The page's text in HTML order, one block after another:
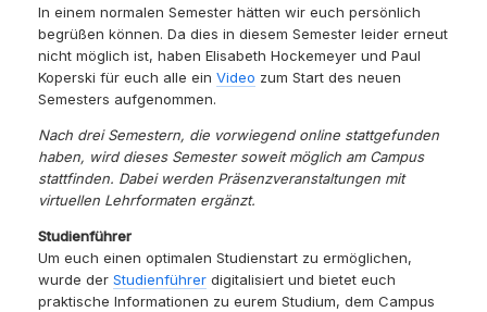
In einem normalen Semester hätten wir euch persönlich
begrüßen können. Da dies in diesem Semester leider erneut
nicht möglich ist, haben Elisabeth Hockemeyer und Paul
Koperski für euch alle ein Video zum Start des neuen
Semesters aufgenommen.
Nach drei Semestern, die vorwiegend online stattgefunden
haben, wird dieses Semester soweit möglich am Campus
stattfinden. Dabei werden Präsenzveranstaltungen mit
virtuellen Lehrformaten ergänzt.
Studienführer
Um euch einen optimalen Studienstart zu ermöglichen,
wurde der Studienführer digitalisiert und bietet euch
praktische Informationen zu eurem Studium, dem Campus